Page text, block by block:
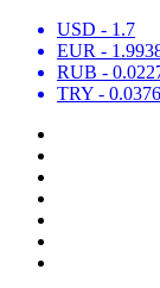
USD - 1.7
EUR -
RUB -
TRY - 0.0376